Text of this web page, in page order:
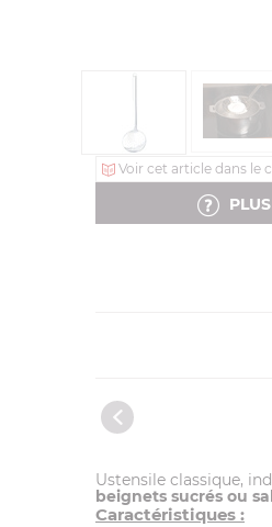
Voir cet article dans le
Ustensile classique,
beignets sucrés ou
Caractéristiques :